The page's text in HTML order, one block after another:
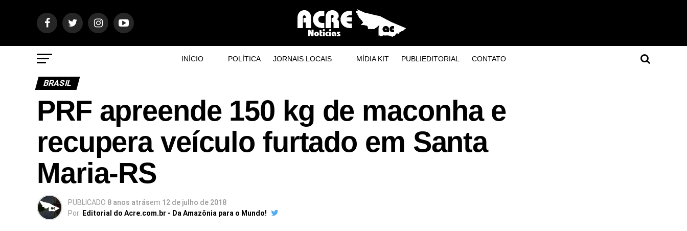
INÍCIO POLÍTICA JORNAIS LOCAIS MÍDIA KIT PUBLIEDITORIAL CONTATO
BRASIL
PRF apreende 150 kg de maconha e
recupera veículo furtado em Santa
Maria-RS
PUBLICADO 8 anos atrásem 12 de julho de 2018
Por: Editorial do Acre.com.br - Da Amazônia para o Mundo!